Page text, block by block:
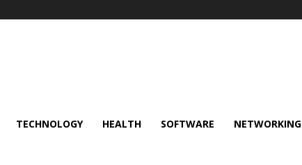
TECHNOLOGY HEALTH SOFTWARE NETWORKING